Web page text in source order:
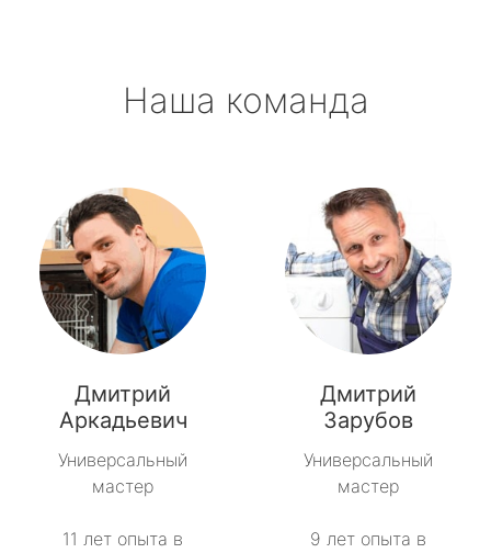
Наша команда
Дмитрий
Аркадьевич
Универсальный
мастер
11 лет опыта в
Дмитрий
Зарубов
Универсальный
мастер
9 лет опыта в